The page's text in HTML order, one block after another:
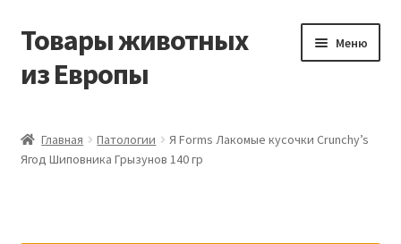
Перейти
навигации
Перейти
содержимому
Товары животных
из Европы
Меню
Виды доставки
Главная Патологии
Я Forms Лакомые кусочки Crunchy’s
Ягод Шиповника Грызунов 140 гр